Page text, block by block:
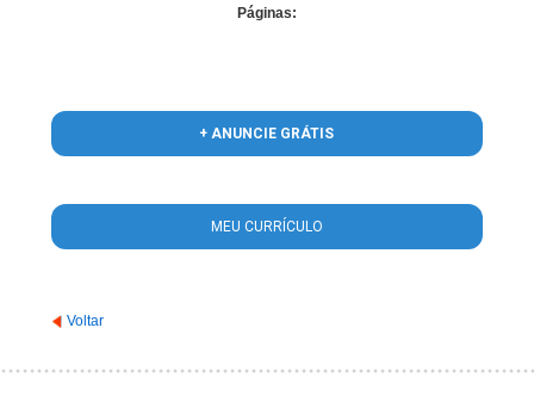
Páginas:
+ ANUNCIE GRÁTIS
MEU CURRÍCULO
Voltar